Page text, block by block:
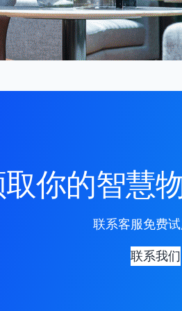
你的智慧
联系客服免费
联系我们